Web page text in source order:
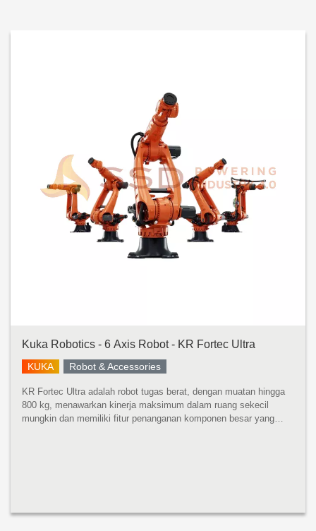
Kuka Robotics - 6 Axis Robot - KR Fortec Ultra
KUKA Robot & Accessories
KR Fortec Ultra adalah robot tugas berat, dengan muatan hingga
800 kg, menawarkan kinerja maksimum dalam ruang sekecil
mungkin dan memiliki fitur penanganan komponen besar yang